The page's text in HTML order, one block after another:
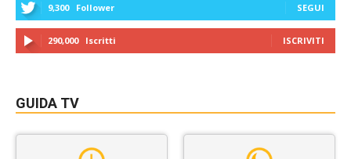
9,300 Follower SEGUI
290,000 Iscritti ISCRIVITI
GUIDA TV